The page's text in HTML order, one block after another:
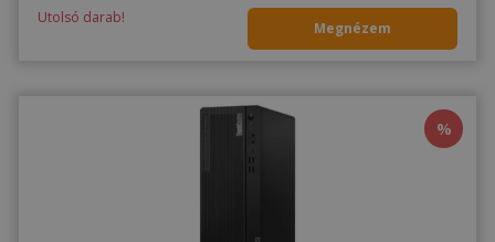
Utolsó darab!
Megnézem
%